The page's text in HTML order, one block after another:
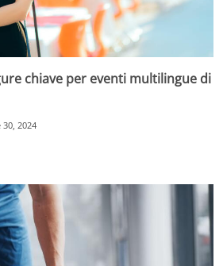
chiave per eventi multilingue di
2024